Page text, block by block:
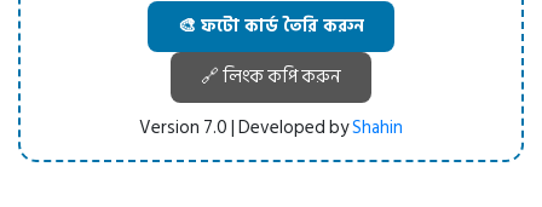
🎨 ফটো কার্ড তৈরি করুন
🔗 লিংক কপি করুন
Version 7.0 | Developed byShahin